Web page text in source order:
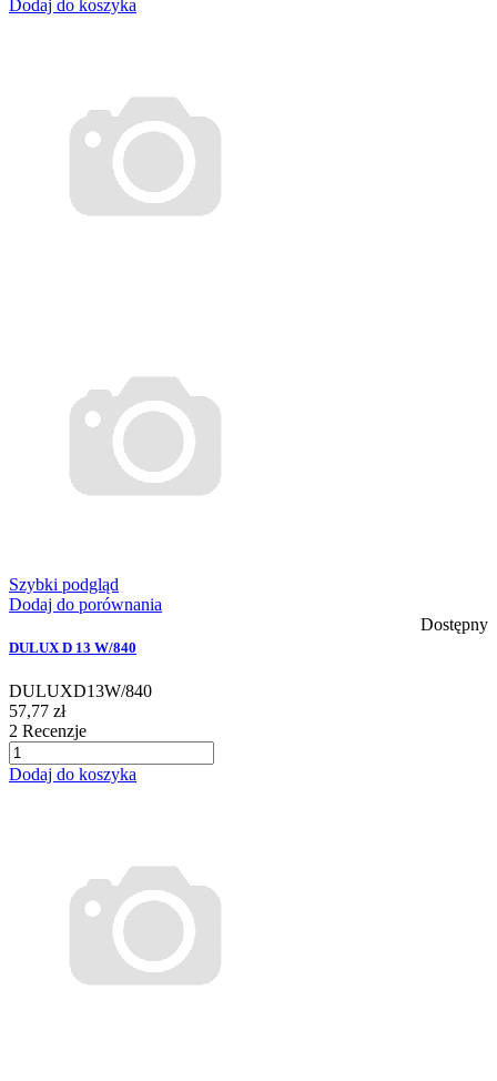
Dodaj do koszyka
Szybki podgląd
Dodaj do porównania
Dostępny
DULUX D 13 W/840
DULUXD13W/840
57,77 zł
2 Recenzje
Dodaj do koszyka